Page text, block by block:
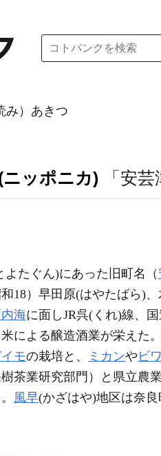
み）あきつ
ニッポニカ) 「安
よたぐん)にあった旧町名（
18）早田原(はやたばら)
海に面しJR呉(くれ)線、
による醸造酒業が栄えた
モの栽培と、 ミカンや ビワ
茶業研究部門）と県立農
風早(かざはや)地区は奈